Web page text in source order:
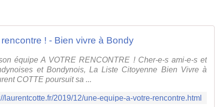
! - Bien vivre à Bondy
équipe A VOTRE RENCONTRE ! Cher-e-s ami-e-s et
et Bondynois, La Liste Citoyenne Bien Vivre à
COTTE poursuit sa ...
laurentcotte.fr/2019/12/une-equipe-a-votre-rencontre.html